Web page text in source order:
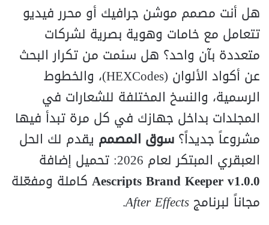
هل أنت مصمم موشن جرافيك أو محرر فيديو
تتعامل مع خامات وهوية بصرية لشركات
متعددة بآن واحد؟ هل سئمت من تكرار البحث
عن أكواد الألوان (HEXCodes)، والخطوط
الرسمية، والنسخ المختلفة للشعارات في
المجلدات بداخل جهازك في كل مرة تبدأ فيها
مشروعاً جديداً؟ سوق المصمم يقدم لك الحل
العبقري المبتكر لعام 2026: تحميل إضافة
Aescripts Brand Keeper v1.0.0 كاملة ومفعّلة
مجاناً لبرنامج After Effects
.